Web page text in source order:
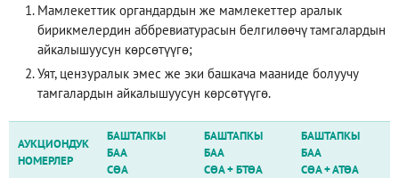
Мамлекеттик органдардын же мамлекеттер аралык
бирикмелердин аббревиатурасын белгилөөчү тамгалардын
айкалышуусун көрсөтүүгө;
Уят, цензуралык эмес же эки башкача мааниде болуучу
тамгалардын айкалышуусун көрсөтүүгө.
АУКЦИОНДУК
НОМЕРЛЕР
БАШТАПКЫ
БАА
СӨА
БАШТАПКЫ
БАА
СӨА+БТӨА
БАШТАПКЫ
БАА
СӨА+АТӨА